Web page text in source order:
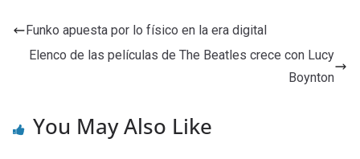
Funko apuesta por lo físico en la era digital
Elenco de las películas de The Beatles crece con Lucy
Boynton
You May Also Like